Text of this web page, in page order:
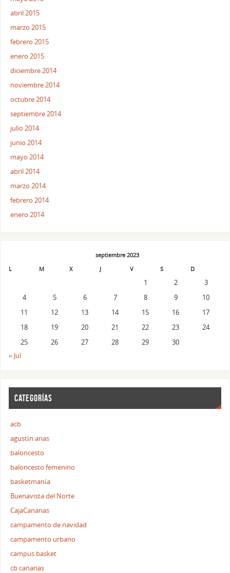
abril 2015
marzo 2015
febrero 2015
enero 2015
diciembre 2014
noviembre 2014
octubre 2014
septiembre 2014
julio 2014
junio 2014
mayo 2014
abril 2014
marzo 2014
febrero 2014
enero 2014
septiembre 2023
L
M X J V S D
1 2
3
4
5 6 7 8 9
10
11
12 13 14 15 16
17
18
19 20 21 22 23
24
25
26 27 28 29
30
« Jul
CATEGORÍAS
acb
agustín arias
baloncesto
baloncesto femenino
basketmanía
Buenavista del Norte
CajaCanarias
campamento de navidad
campamento urbano
campus basket
cb canarias